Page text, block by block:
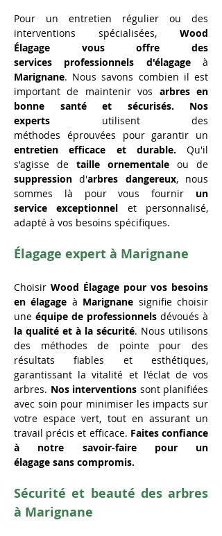
Pour un entretien régulier ou des
interventions spécialisées, Wood
Élagage vous offre des
services
professionnels d'élagage
Marignane. Nous savons combien il est
important de maintenir vos arbres en
bonne santé et sécurisés. Nos
experts utilisent des
entretien efficace et durable. Qu'il
s'agisse de taille ornementale
suppression d'arbres dangereux, nous
sommes là pour vous fournir un
service exceptionnel et personnalisé,
adapté à vos besoins spécifiques.
Élagage expert à Marignane
Choisir Wood Élagage pour vos besoins
en élagage à Marignane signifie choisir
une équipe de professionnels
la qualité et à la sécurité. Nous utilisons
des méthodes de pointe pour des
résultats fiables et esthétiques,
garantissant la vitalité et l'éclat de vos
arbres. Nos interventions sont planifiées
avec soin pour minimiser les impacts sur
votre espace vert, tout en assurant un
travail précis et efficace. Faites confiance
à notre savoir-faire pour un
élagage sans compromis.
Sécurité et beauté des arbres
à Marignane